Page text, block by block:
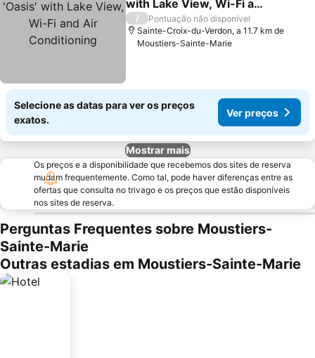
with Lake View, Wi-Fi and
Air Conditioning
Ver preços
/
Pontuação não disponível
Sainte-Croix-du-Verdon, a 11.7 km de
Moustiers-Sainte-Marie
Selecione as datas para ver os preços
exatos.
Ver preços
Mostrar mais
Os preços e a disponibilidade que recebemos dos sites de reserva
mudam frequentemente. Como tal, pode haver diferenças entre as
ofertas que consulta no trivago e os preços que estão disponíveis
nos sites de reserva.
Perguntas Frequentes sobre Moustiers-
Sainte-Marie
Outras estadias em Moustiers-Sainte-Marie